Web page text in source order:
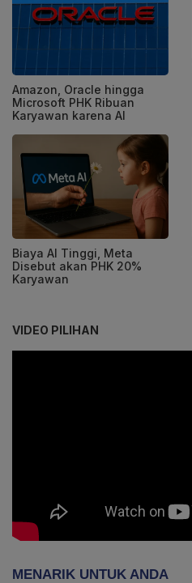
Amazon, Oracle hingga
Microsoft PHK Ribuan
Karyawan karena AI
Biaya AI Tinggi, Meta
Disebut akan PHK 20%
Karyawan
VIDEO PILIHAN